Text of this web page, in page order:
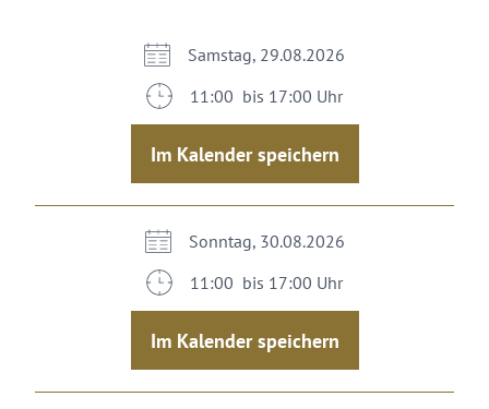
Samstag, 29.08.2026
11:00 bis 17:00 Uhr
Im Kalender speichern
Sonntag, 30.08.2026
11:00 bis 17:00 Uhr
Im Kalender speichern